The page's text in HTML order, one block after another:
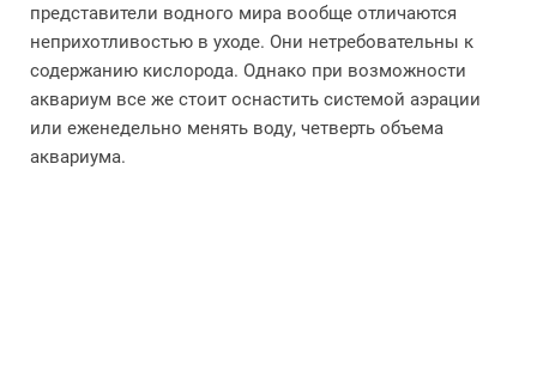
представители водного мира вообще отличаются
неприхотливостью в уходе. Они нетребовательны к
содержанию кислорода. Однако при возможности
аквариум все же стоит оснастить системой аэрации
или еженедельно менять воду, четверть объема
аквариума.